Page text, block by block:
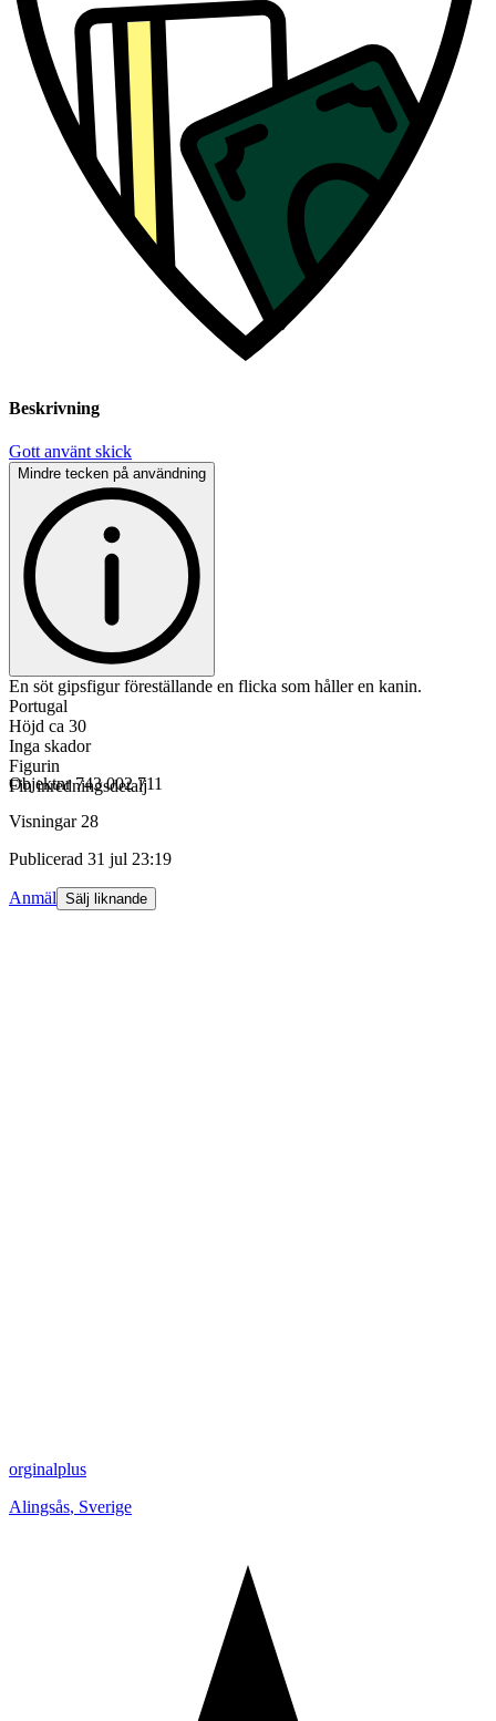
Beskrivning
Gott använt skick
Mindre tecken på användning
En söt gipsfigur föreställande en flicka som håller en kanin.
Portugal
Höjd ca 30
Inga skador
Figurin
Fin inredningsdetalj
Objektnr 743 002 711
Visningar 28
Publicerad 31 jul 23:19
Anmäl Sälj liknande
orginalplus
Alingsås, Sverige